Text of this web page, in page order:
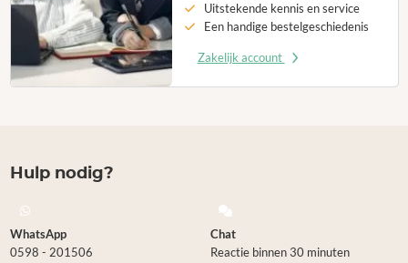
Uitstekende kennis en service
Een handige bestelgeschiedenis
Zakelijk account
Hulp nodig?
WhatsApp
0598 - 201506
Chat
Reactie binnen 30 minuten